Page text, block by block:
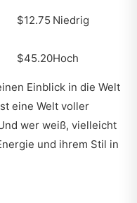
$12.75 Niedrig
$45.20Hoch
Einblick in die Welt
eine Welt voller
wer weiß, vielleicht
und ihrem Stil in